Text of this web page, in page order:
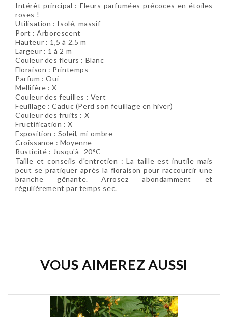
Intérêt principal :Fleurs parfumées précoces en étoiles
roses !
Utilisation : Isolé, massif
Port : Arborescent
Hauteur : 1,5 à 2.5 m
Largeur : 1 à 2 m
Couleur des fleurs : Blanc
Floraison : Printemps
Parfum : Oui
Mellifère : X
Couleur des feuilles : Vert
Feuillage : Caduc (Perd son feuillage en hiver)
Couleur des fruits : X
Fructification : X
Exposition : Soleil, mi-ombre
Croissance : Moyenne
Rusticité : Jusqu'à -20°C
Taille et conseils d'entretien : La taille est inutile mais
peut se pratiquer après la floraison pour raccourcir une
branche gênante. Arrosez abondamment et
régulièrement par temps sec.
VOUS AIMEREZ AUSSI